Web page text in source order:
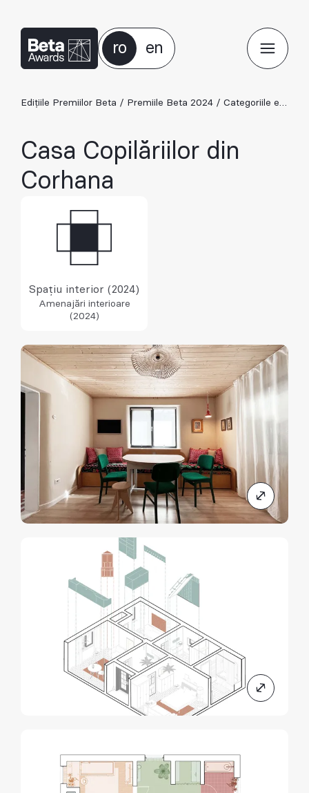
ro en
Edițiile Premiilor Beta / Premiile Beta 2024 / Categoriile ediției 2024
Casa Copilăriilor din
Corhana
Spațiu interior (2024)
Amenajări interioare
(2024)